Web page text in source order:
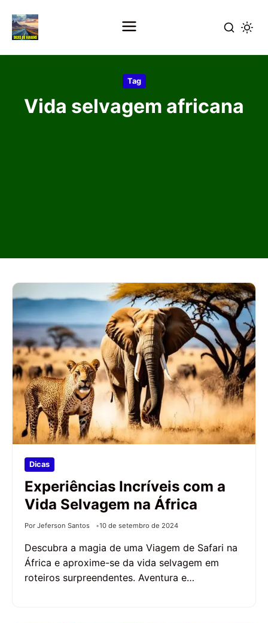
conteúdo
Tag
Vida selvagem africana
Dicas
Experiências Incríveis com a
Vida Selvagem na África
Por Jeferson Santos 10 de setembro de 2024
Descubra a magia de uma Viagem de Safari na
África e aproxime-se da vida selvagem em
roteiros surpreendentes. Aventura e…